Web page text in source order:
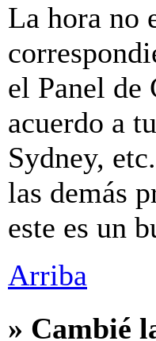
La hora no
el Panel de
acuerdo a
Sydney,
las demás
este es un
Arriba
» Cambié